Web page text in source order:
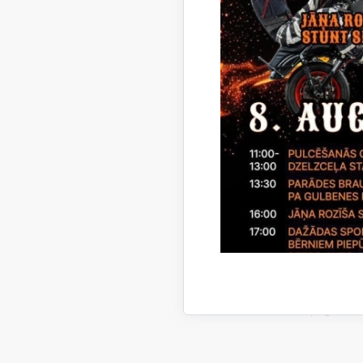
pagasta
„VJM",